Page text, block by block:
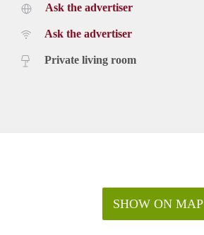
Ask the advertiser
Ask the advertiser
Private living room
SHOW ON MAP